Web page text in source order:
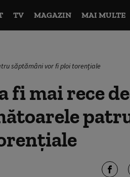
TV MAGAZIN MAI MULTE
săptămâni vor fi ploi torențiale
fi mai rece